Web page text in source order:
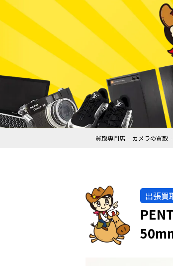
買取専門店 カメラの買取
出張買